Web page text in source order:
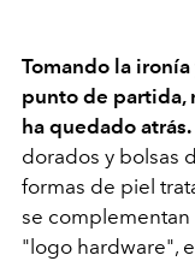
Tomando la
punto de partida,
ha quedado atrás.
dorados y bolsas
formas de piel
se
"logo hardware",